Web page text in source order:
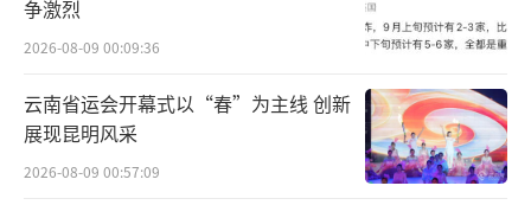
争激烈
2026-08-09 00:09:36
云南省运会开幕式以“春”为主线 创新
展现昆明风采
2026-08-09 00:57:09